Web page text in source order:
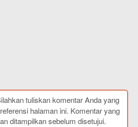
tuliskan komentar Anda yang
halaman ini. Komentar yang
ditampilkan sebelum disetujui.